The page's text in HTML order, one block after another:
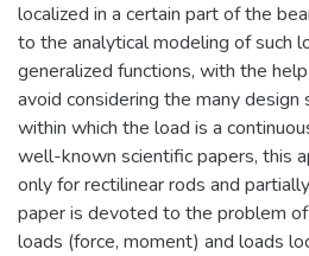
localized in a certain part of the
to the analytical modeling of such
generalized functions, with the
avoid considering the many
within which the load is a
well-known scientific papers, this
only for rectilinear rods and
paper is devoted to the problem
loads (force, moment) and loads